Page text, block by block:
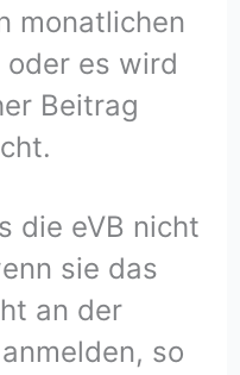
monatlichen
es wird
Beitrag
die eVB nicht
sie das
an der
so